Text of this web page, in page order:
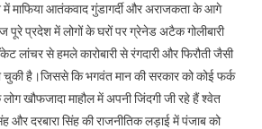
में माफिया आतंकवाद गुंडागर्दी और अराजकता के आगे
प्रदेश में लोगों के घरों पर ग्रेनेड अटैक गोलीबारी
लांचर से हमले कारोबारी से रंगदारी और फिरौती जैसी
चुकी है।जिससे कि भगवंत मान की सरकार को कोई फर्क
खौफजादा माहौल में अपनी जिंदगी जी रहे हैं श्वेत
और दरबारा सिंह की राजनीतिक लड़ाई में पंजाब को